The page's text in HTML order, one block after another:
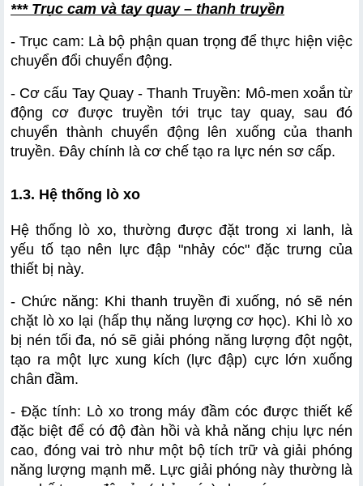
*** Trục cam và tay quay – thanh truyền
- Trục cam: Là bộ phận quan trọng để thực hiện việc
chuyển đổi chuyển động.
- Cơ cấu Tay Quay - Thanh Truyền: Mô-men xoắn từ
động cơ được truyền tới trục tay quay, sau đó
chuyển thành chuyển động lên xuống của thanh
truyền. Đây chính là cơ chế tạo ra lực nén sơ cấp.
1.3. Hệ thống lò xo
Hệ thống lò xo, thường được đặt trong xi lanh, là
yếu tố tạo nên lực đập "nhảy cóc" đặc trưng của
thiết bị này.
- Chức năng: Khi thanh truyền đi xuống, nó sẽ nén
chặt lò xo lại (hấp thụ năng lượng cơ học). Khi lò xo
bị nén tối đa, nó sẽ giải phóng năng lượng đột ngột,
tạo ra một lực xung kích (lực đập) cực lớn xuống
chân đầm.
- Đặc tính: Lò xo trong máy đầm cóc được thiết kế
đặc biệt để có độ đàn hồi và khả năng chịu lực nén
cao, đóng vai trò như một bộ tích trữ và giải phóng
năng lượng mạnh mẽ. Lực giải phóng này thường là